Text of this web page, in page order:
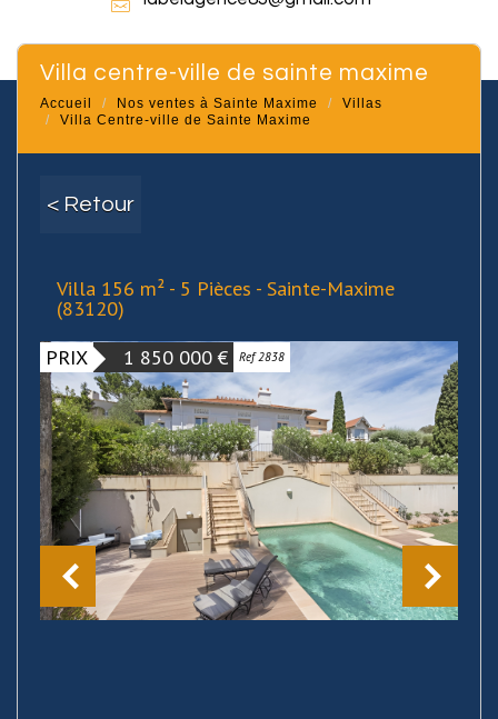
villa centre-ville de sainte maxime
Accueil Nos ventes à Sainte Maxime
Villas
Villa Centre-ville de Sainte Maxime
< Retour
Villa 156 m² - 5 Pièces - Sainte-Maxime
(83120)
PRIX
1 850 000 € Ref 2838